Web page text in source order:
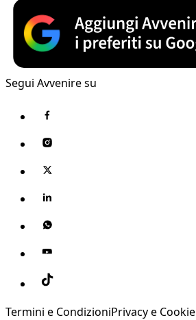
Segui Avvenire su
Termini e CondizioniPrivacy e Cookie